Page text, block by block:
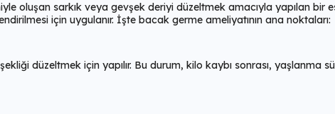
oluşan sarkık veya gevşek deriyi düzeltmek amacıyla yapılan bir
için uygulanır. İşte bacak germe ameliyatının ana noktaları:
düzeltmek için yapılır. Bu durum, kilo kaybı sonrası, yaşlanma